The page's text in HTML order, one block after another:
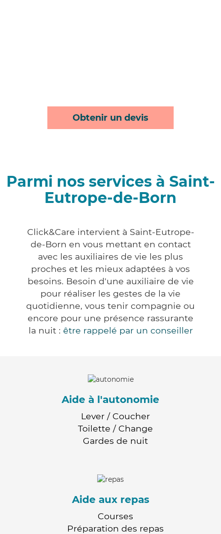
Obtenir un devis
Parmi nos services à Saint-
Eutrope-de-Born
Click&Care intervient à Saint-Eutrope-
de-Born en vous mettant en contact
avec les auxiliaires de vie les plus
proches et les mieux adaptées à vos
besoins. Besoin d'une auxiliaire de vie
pour réaliser les gestes de la vie
quotidienne, vous tenir compagnie ou
encore pour une présence rassurante
la nuit : être rappelé par un conseiller
Aide à l'autonomie
Lever / Coucher
Toilette / Change
Gardes de nuit
Aide aux repas
Courses
Préparation des repas